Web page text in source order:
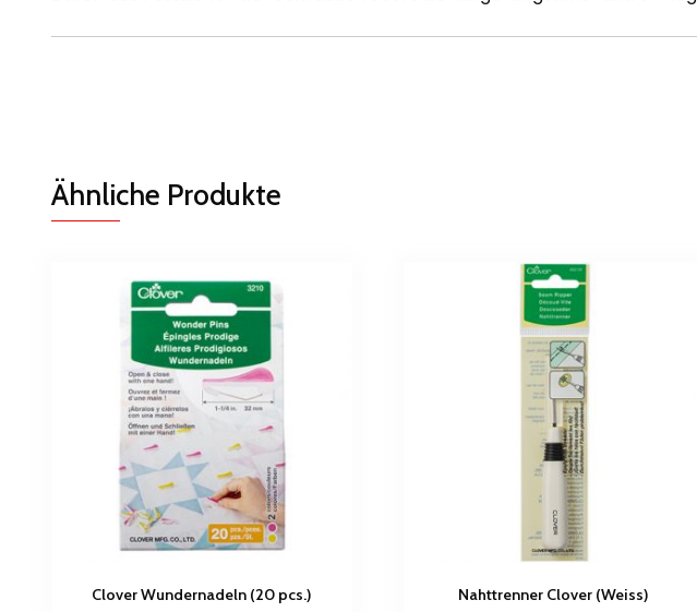
Ähnliche Produkte
Clover Wundernadeln (20 pcs.) Nahttrenner Clover (Weiss)